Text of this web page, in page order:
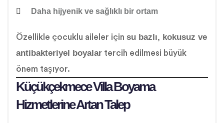
Daha hijyenik ve sağlıklı bir ortam
Özellikle çocuklu aileler için su bazlı, kokusuz ve
antibakteriyel boyalar tercih edilmesi büyük
önem taşıyor.
Küçükçekmece Villa Boyama
Hizmetlerine Artan Talep